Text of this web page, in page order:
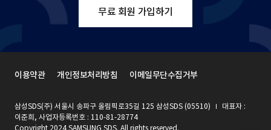
무료 회원 가입하기
삼성SDS(주) 서울시 송파구 올림픽로35길 125 삼성SDS (05510)
대표자 :
이준희, 사업자등록번호 : 110-81-28774
Copyright 2024 SAMSUNG SDS. All rights reserved.
이용약관 개인정보처리방침 이메일무단수집거부